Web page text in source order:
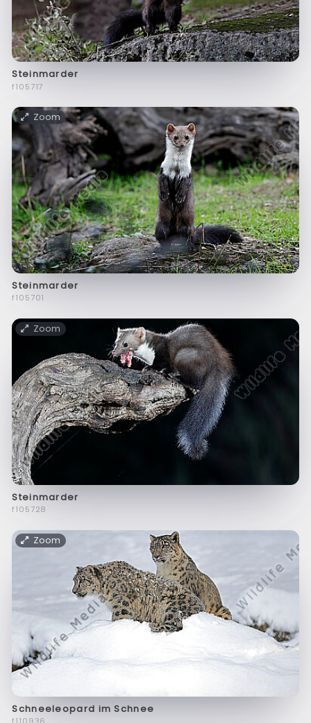
Steinmarder
f105717
Zoom
Steinmarder
f105701
Zoom
Steinmarder
f105728
Zoom
Schneeleopard im Schnee